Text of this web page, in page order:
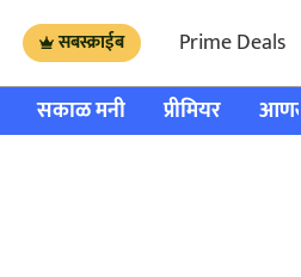
सबस्क्राईब Prime Deals
सकाळ मनी प्रीमियर आणखी